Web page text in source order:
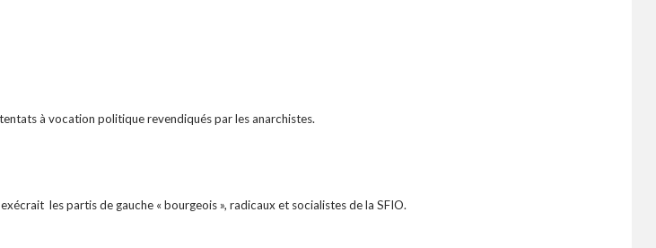
à vocation politique revendiqués par les anarchistes.
les partis de gauche « bourgeois », radicaux et socialistes de la SFIO.